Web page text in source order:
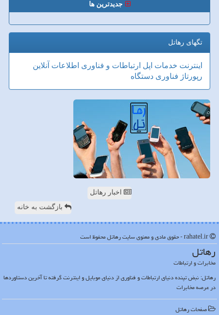
جدیدترین ها
تگهای رهاتل
اینترنت خدمات اپل ارتباطات و فناوری اطلاعات آنلاین
رپورتاژ فناوری دستگاه
اخبار رهاتل
بازگشت به خانه
رهاتل
مخابرات و ارتباطات
رهاتل: نبض تپنده دنیای ارتباطات و فناوری از دنیای موبایل و اینترنت گرفته تا آخرین دستاوردها
در عرصه مخابرات
صفحات رهاتل